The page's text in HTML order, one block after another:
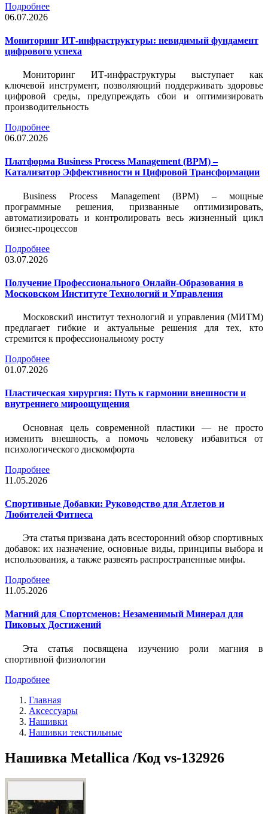
Подробнее
06.07.2026
Мониторинг ИТ-инфраструктуры: невидимый фундамент
цифрового успеха
Мониторинг ИТ-инфраструктуры выступает как
ключевой инструмент, позволяющий поддерживать здоровье
цифровой среды, предупреждать сбои и оптимизировать
производительность
Подробнее
06.07.2026
Платформа Business Process Management (BPM) –
Катализатор Эффективности и Цифровой Трансформации
Business Process Management (BPM) – мощные
программные решения, призванные оптимизировать,
автоматизировать и контролировать весь жизненный цикл
бизнес-процессов
Подробнее
03.07.2026
Получение Профессионального Онлайн-Образования в
Московском Институте Технологий и Управления
Московский институт технологий и управления (МИТМ)
предлагает гибкие и актуальные решения для тех, кто
стремится к профессиональному росту
Подробнее
01.07.2026
Пластическая хирургия: Путь к гармонии внешности и
внутреннего мироощущения
Основная цель современной пластики — не просто
изменить внешность, а помочь человеку избавиться от
психологического дискомфорта
Подробнее
11.05.2026
Спортивные Добавки: Руководство для Атлетов и
Любителей Фитнеса
Эта статья призвана дать всесторонний обзор спортивных
добавок: их назначение, основные виды, принципы выбора и
использования, а также развеять распространенные мифы.
Подробнее
11.05.2026
Магний для Спортсменов: Незаменимый Минерал для
Пиковых Достижений
Эта статья посвящена изучению роли магния в
спортивной физиологии
Подробнее
Главная
Аксессуары
Нашивки
Нашивки текстильные
Нашивка Metallica /Код vs-132926